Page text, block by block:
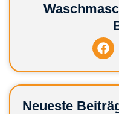
Neueste